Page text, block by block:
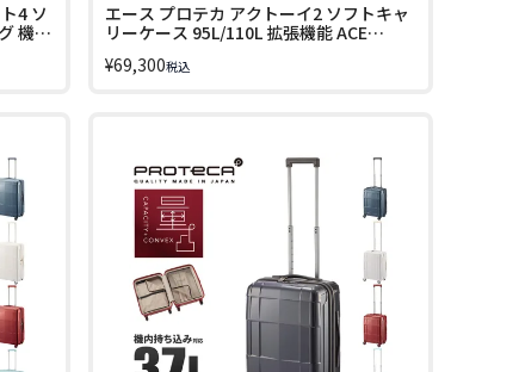
4 ソ
機内
エース プロテカ アクトーイ2 ソフトキャ
リーケース 95L/110L 拡張機能 ACE
¥69,300税込